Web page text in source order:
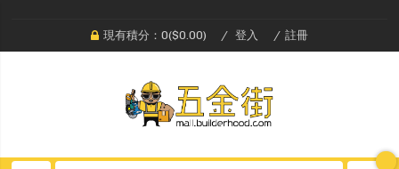
現有積分：0($0.00) 登入 註冊